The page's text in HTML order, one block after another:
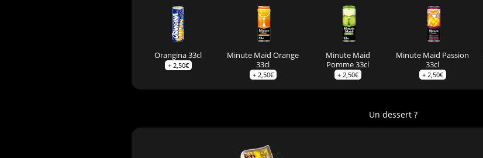
Orangina 33cl
+ 2,50€
Minute Maid Orange
33cl
+ 2,50€
Minute Maid
Pomme 33cl
+ 2,50€
Minute Maid Passion
33cl
+ 2,50€
Un dessert ?